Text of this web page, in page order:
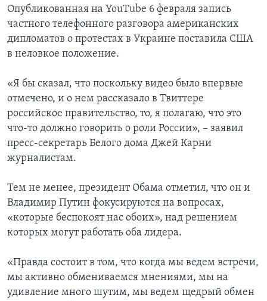
Опубликованная на YouTube 6 февраля запись
частного телефонного разговора американских
дипломатов о протестах в Украине поставила США
в неловкое положение.
«Я бы сказал, что поскольку видео было впервые
отмечено, и о нем рассказало в Твиттере
российское правительство, то, я полагаю, что это
что-то должно говорить о роли России», – заявил
пресс-секретарь Белого дома Джей Карни
журналистам.
Тем не менее, президент Обама отметил, что он и
Владимир Путин фокусируются на вопросах,
«которые беспокоят нас обоих», над решением
которых могут работать оба лидера.
«Правда состоит в том, что когда мы ведем встречи,
мы активно обмениваемся мнениями, мы на
удивление много шутим, мы ведем щедрый обмен